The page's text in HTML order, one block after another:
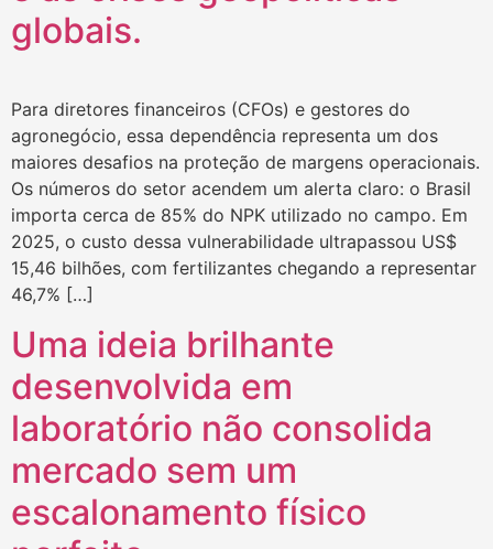
globais.
Para diretores financeiros (CFOs) e gestores do
agronegócio, essa dependência representa um dos
maiores desafios na proteção de margens operacionais.
Os números do setor acendem um alerta claro: o Brasil
importa cerca de 85% do NPK utilizado no campo. Em
2025, o custo dessa vulnerabilidade ultrapassou US$
15,46 bilhões, com fertilizantes chegando a representar
46,7% […]
Uma ideia brilhante
desenvolvida em
laboratório não consolida
mercado sem um
escalonamento físico